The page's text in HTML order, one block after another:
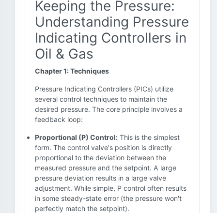
Keeping the Pressure:
Understanding Pressure
Indicating Controllers in
Oil & Gas
Chapter 1: Techniques
Pressure Indicating Controllers (PICs) utilize
several control techniques to maintain the
desired pressure. The core principle involves a
feedback loop:
Proportional (P) Control: This is the simplest
form. The control valve's position is directly
proportional to the deviation between the
measured pressure and the setpoint. A large
pressure deviation results in a large valve
adjustment. While simple, P control often results
in some steady-state error (the pressure won't
perfectly match the setpoint).